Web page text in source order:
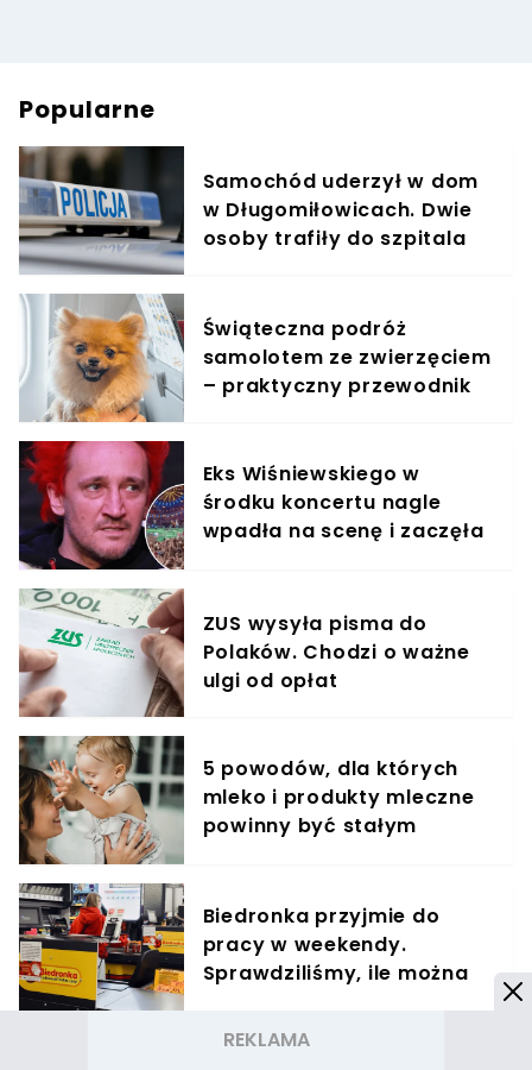
Popularne
Samochód uderzył w dom
w Długomiłowicach. Dwie
osoby trafiły do szpitala
Świąteczna podróż
samolotem ze zwierzęciem
– praktyczny przewodnik
Eks Wiśniewskiego w
środku koncertu nagle
wpadła na scenę i zaczęła
ZUS wysyła pisma do
Polaków. Chodzi o ważne
ulgi od opłat
5 powodów, dla których
mleko i produkty mleczne
powinny być stałym
Biedronka przyjmie do
pracy w weekendy.
Sprawdziliśmy, ile można